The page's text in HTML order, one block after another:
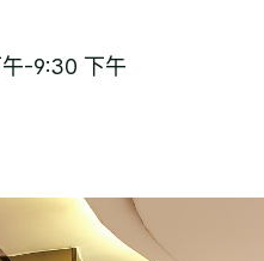
-9:30 下午